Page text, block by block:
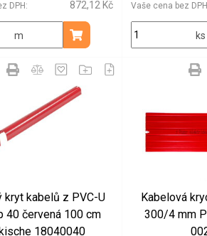
DPH
872,12 Kč
m Přidat do košíku
Vaše cena bez DPH
ks
kryt kabelů z PVC-U
40 červená 100 cm
18040040
Kabelová
300/4 mm